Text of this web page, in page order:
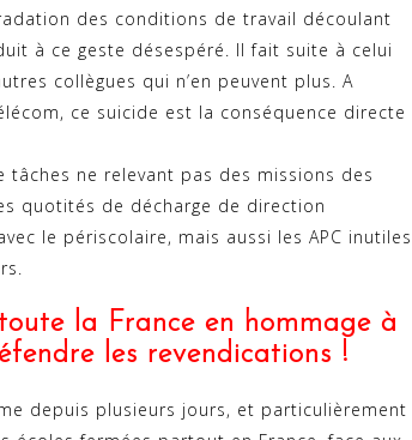
des conditions de travail découlant
à ce geste désespéré. Il fait suite à celui
collègues qui n’en peuvent plus. A
ce suicide est la conséquence directe
tâches ne relevant pas des missions des
quotités de décharge de direction
le périscolaire, mais aussi les APC inutiles
la France en hommage à
les revendications !
depuis plusieurs jours, et particulièrement